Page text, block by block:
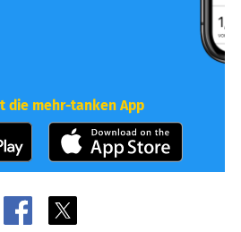
die mehr-tanken App